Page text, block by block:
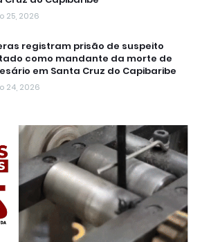
25, 2026
registram prisão de suspeito
como mandante da morte de
em Santa Cruz do Capibaribe
24, 2026